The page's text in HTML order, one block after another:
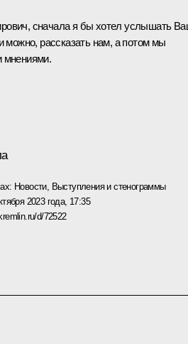
сначала я бы хотел услышать
можно, рассказать нам, а потом мы
мнениями.
Новости, Выступления и стенограммы
2023 года, 17:35
kremlin.ru/d/72522